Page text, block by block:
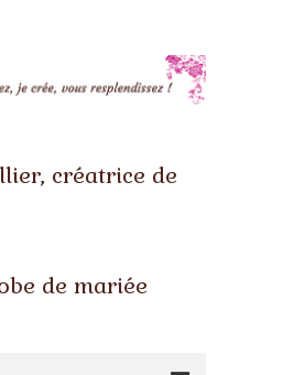
créatrice de
de mariée